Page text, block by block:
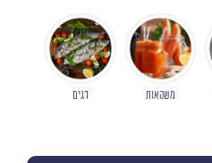
משקאות דגים